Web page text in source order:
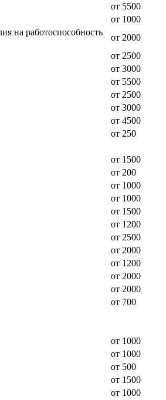
от 5500
от 1000
на работоспособность
от 2000
от 2500
от 3000
от 5500
от 2500
от 3000
от 4500
от 250
от 1500
от 200
от 1000
от 1000
от 1500
от 1200
от 2500
от 2000
от 1200
от 2000
от 2000
от 700
от 1000
от 1000
от 500
от 1500
от 1000